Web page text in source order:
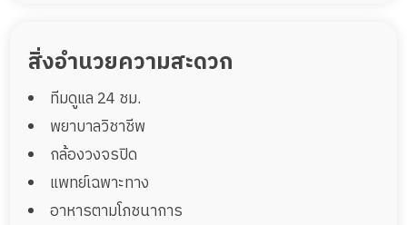
สิ่งอำนวยความสะดวก
ทีมดูแล 24 ชม.
พยาบาลวิชาชีพ
กล้องวงจรปิด
แพทย์เฉพาะทาง
อาหารตามโภชนาการ